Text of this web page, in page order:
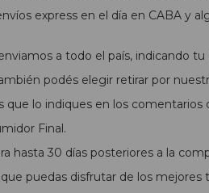
express en el día en CABA y
a todo el país, indicando
podés elegir retirar por
que lo indiques en los
Final.
hasta 30 días posteriores a la
puedas disfrutar de los mejores